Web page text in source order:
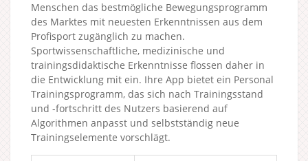
Menschen das bestmögliche Bewegungsprogramm
des Marktes mit neuesten Erkenntnissen aus dem
Profisport zugänglich zu machen.
Sportwissenschaftliche, medizinische und
trainingsdidaktische Erkenntnisse flossen daher in
die Entwicklung mit ein. Ihre App bietet ein Personal
Trainingsprogramm, das sich nach Trainingsstand
und -fortschritt des Nutzers basierend auf
Algorithmen anpasst und selbstständig neue
Trainingselemente vorschlägt.